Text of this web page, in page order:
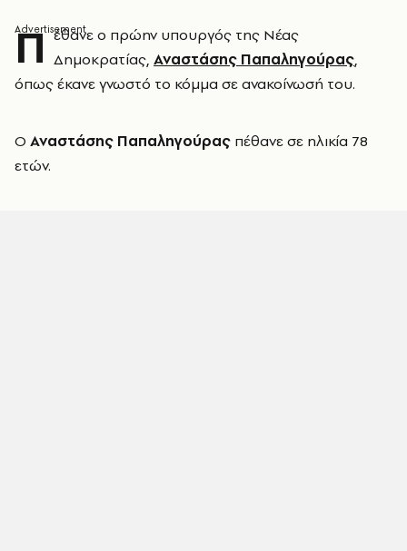
Π έθανε ο πρώην υπουργός της Νέας
Δημοκρατίας, Αναστάσης Παπαληγούρας,
όπως έκανε γνωστό το κόμμα σε ανακοίνωσή του.
Ο Αναστάσης Παπαληγούρας πέθανε σε ηλικία 78
ετών.